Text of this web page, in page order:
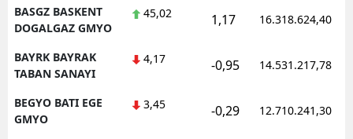
BASGZ BASKENT
DOGALGAZ GMYO
45,02 1,17 16.318.624,40
BAYRK BAYRAK
TABAN SANAYI
4,17 -0,95 14.531.217,78
BEGYO BATI EGE
GMYO
3,45 -0,29 12.710.241,30